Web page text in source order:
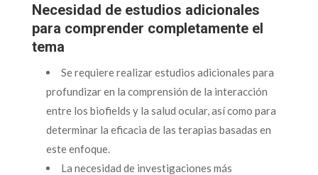
Necesidad de estudios adicionales
para comprender completamente el
tema
Se requiere realizar estudios adicionales para
profundizar en la comprensión de la interacción
entre los biofields y la salud ocular, así como para
determinar la eficacia de las terapias basadas en
este enfoque.
La necesidad de investigaciones más